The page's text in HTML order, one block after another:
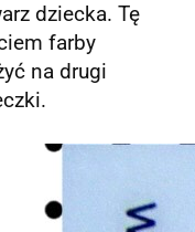
dziecka. Tę
farby
na drugi